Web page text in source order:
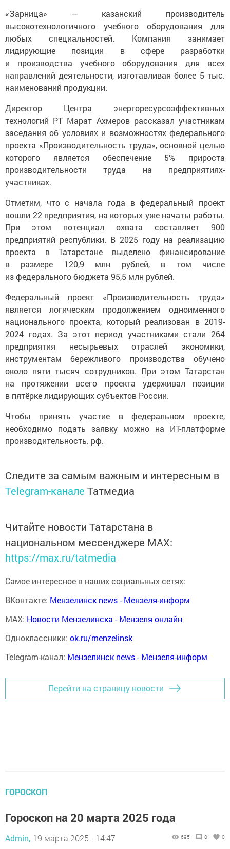
«Зарница» — казанский производитель
высокотехнологичного учебного оборудования для
любых специальностей. Компания занимает
лидирующие позиции в сфере разработки
и производства учебного оборудования для всех
направлений деятельности, изготавливая более 5 тыс.
наименований продукции.
Директор Центра энергоресурсоэффективных
технологий РТ Марат Ахмеров рассказал участникам
заседания об условиях и возможностях федерального
проекта «Производительность труда», основной целью
которого является обеспечение 5% прироста
производительности труда на предприятиях-
участниках.
Отметим, что с начала года в федеральный проект
вошли 22 предприятия, на которых уже начаты работы.
При этом потенциал охвата составляет 900
предприятий республики. В 2025 году на реализацию
проекта в Татарстане выделено финансирование
в размере 120,9 млн рублей, в том числе
из федерального бюджета 95,5 млн рублей.
Федеральный проект «Производительность труда»
является логическим продолжением одноименного
национального проекта, который реализован в 2019-
2024 годах. За этот период участниками стали 264
предприятия несырьевых отраслей экономики,
инструментам бережливого производства обучено
около пяти тысяч сотрудников. При этом Татарстан
на протяжении всего проекта удерживал позиции
в пятёрке лидирующих субъектов России.
Чтобы принять участие в федеральном проекте,
необходимо подать заявку можно на ИТ-платформе
производительность. рф.
Следите за самым важным и интересным в
Telegram-канале Татмедиа
Читайте новости Татарстана в
национальном мессенджере MАХ:
https://max.ru/tatmedia
Самое интересное в наших социальных сетях:
ВКонтакте: Мензелинск news - Мензеля-информ
MAX: Новости Мензелинска - Мензеля онлайн
Одноклассники: ok.ru/menzelinsk
Telegram-канал: Мензелинск news - Мензеля-информ
Перейти на страницу новости
ГОРОСКОП
Гороскоп на 20 марта 2025 года
Admin, 19 марта 2025 - 14:47 695 0 0